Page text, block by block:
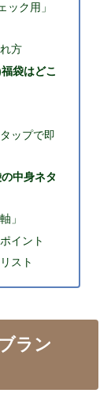
ク用」
方
袋はどこ
ップで即
中身ネタ
」
イント
スト
ラン